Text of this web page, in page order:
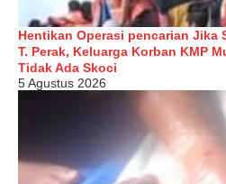
Hentikan Operasi pencarian Jika
T. Perak, Keluarga Korban KMP
Tidak Ada Skoci
5 Agustus 2026